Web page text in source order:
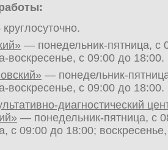
— понедельник-пятница, с
воскресенье, с 09:00 до 18:00.
— понедельник-
воскресенье, с 09:00 до 18:00.
диагностический
— понедельник-пятница, с
с 09:00 до 18:00;